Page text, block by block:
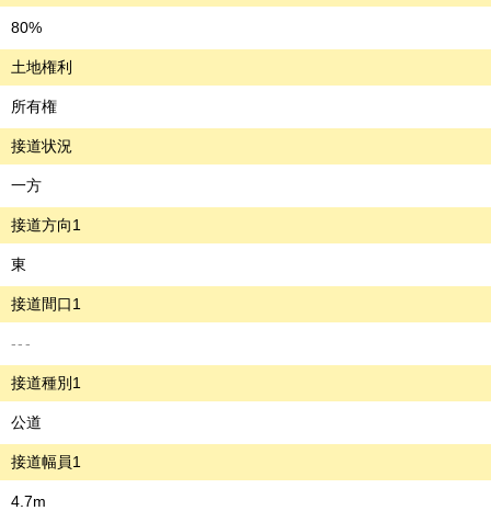
80%
土地権利
所有権
接道状況
一方
接道方向1
東
接道間口1
---
接道種別1
公道
接道幅員1
4.7m